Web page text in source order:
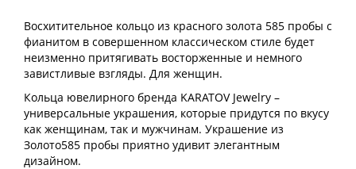
Восхитительное кольцо из красного золота 585 пробы с
фианитом в совершенном классическом стиле будет
неизменно притягивать восторженные и немного
завистливые взгляды. Для женщин.
Кольца ювелирного бренда KARATOV Jewelry –
универсальные украшения, которые придутся по вкусу
как женщинам, так и мужчинам. Украшение из
Золото585 пробы приятно удивит элегантным
дизайном.